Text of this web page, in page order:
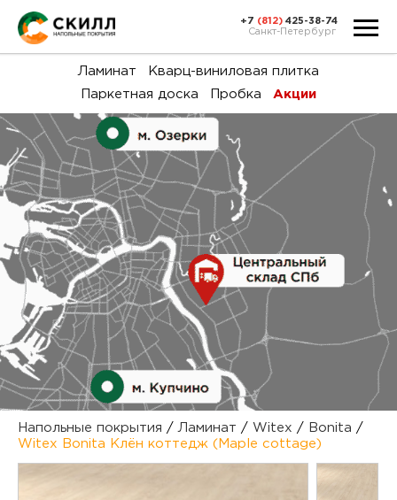
и
+7 (812) 425-38-74
Санкт-Петербург
Ламинат
Кварц-виниловая плитка
Паркетная доска
Пробка Акции
Напольные покрытия / Ламинат / Witex / Bonita /
Witex Bonita Клён коттедж (Maple cottage)